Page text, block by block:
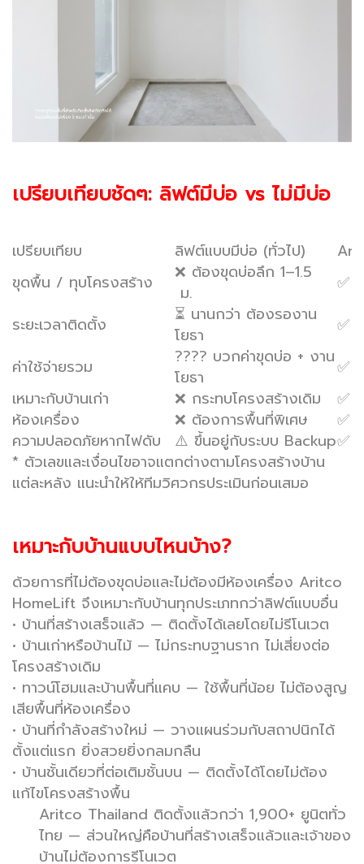
เปรียบเทียบชัดๆ: ลิฟต์มีบ่อ vs ไม่มีบ่อ
เปรียบเทียบ ลิฟต์แบบมีบ่อ (ทั่วไป)
ขุดพื้น / ทุบโครงสร้าง
❌ ต้องขุดบ่อลึก 1–1.5
ม.
✅
ระยะเวลาติดตั้ง
⏳ นานกว่า ต้องรองาน
โยธา
✅
ค่าใช้จ่ายรวม
???? บวกค่าขุดบ่อ + งาน
โยธา
✅
เหมาะกับบ้านเก่า
❌ กระทบโครงสร้างเดิม
✅
ห้องเครื่อง
❌ ต้องการพื้นที่พิเศษ
✅
ความปลอดภัยหากไฟดับ
⚠️ ขึ้นอยู่กับระบบ Backup✅
* ตัวเลขและเงื่อนไขอาจแตกต่างตามโครงสร้างบ้าน
แต่ละหลัง แนะนำให้ให้ทีมวิศวกรประเมินก่อนเสมอ
เหมาะกับบ้านแบบไหนบ้าง?
ด้วยการที่ไม่ต้องขุดบ่อและไม่ต้องมีห้องเครื่อง Aritco
HomeLift จึงเหมาะกับบ้านทุกประเภทกว่าลิฟต์แบบอื่น
• บ้านที่สร้างเสร็จแล้ว — ติดตั้งได้เลยโดยไม่รีโนเวต
• บ้านเก่าหรือบ้านไม้ — ไม่กระทบฐานราก ไม่เสี่ยงต่อ
โครงสร้างเดิม
• ทาวน์โฮมและบ้านพื้นที่แคบ — ใช้พื้นที่น้อย ไม่ต้องสูญ
เสียพื้นที่ห้องเครื่อง
• บ้านที่กำลังสร้างใหม่ — วางแผนร่วมกับสถาปนิกได้
ตั้งแต่แรก ยิ่งสวยยิ่งกลมกลืน
• บ้านชั้นเดียวที่ต่อเติมชั้นบน — ติดตั้งได้โดยไม่ต้อง
แก้ไขโครงสร้างพื้น
Aritco Thailand ติดตั้งแล้วกว่า 1,900+ ยูนิตทั่ว
ไทย — ส่วนใหญ่คือบ้านที่สร้างเสร็จแล้วและเจ้าของ
บ้านไม่ต้องการรีโนเวต